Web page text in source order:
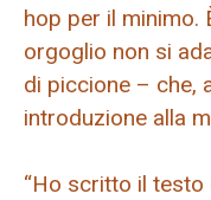
hop per il minimo.
orgoglio non si
di piccione – che,
introduzione alla
“Ho scritto il testo